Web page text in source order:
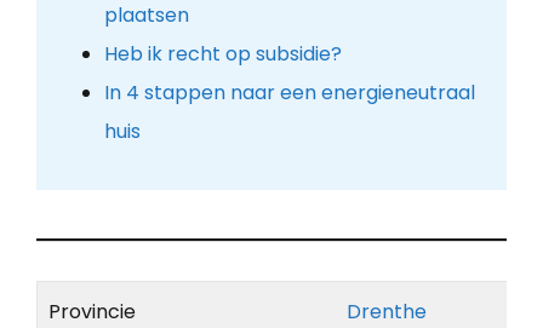
plaatsen
Heb ik recht op subsidie?
In 4 stappen naar een energieneutraal
huis
Provincie Drenthe